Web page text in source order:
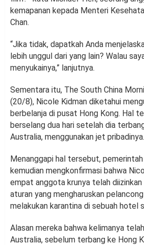
kemapanan kepada Menteri
Chan.
“Jika tidak, dapatkah Anda
lebih unggul dari yang lain? Walau
menyukainya,” lanjutnya.
Sementara itu, The South China
(20/8), Nicole Kidman diketahui
berbelanja di pusat Hong Kong. Hal
berselang dua hari setelah dia
Australia, menggunakan jet pribadinya.
Menanggapi hal tersebut,
kemudian mengkonfirmasi bahwa
empat anggota krunya telah
aturan yang mengharuskan
melakukan karantina di sebuah hotel
Alasan mereka bahwa kelimanya
Australia, sebelum terbang ke Hong